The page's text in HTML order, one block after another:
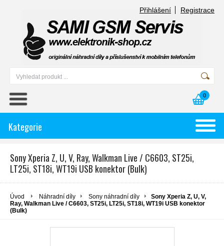
Přihlášení Registrace
0
Kategorie
Sony Xperia Z, U, V, Ray, Walkman Live / C6603, ST25i,
LT25i, ST18i, WT19i USB konektor (Bulk)
Úvod Náhradní díly Sony náhradní díly
Sony Xperia Z, U, V,
Ray, Walkman Live / C6603, ST25i, LT25i, ST18i, WT19i USB konektor
(Bulk)